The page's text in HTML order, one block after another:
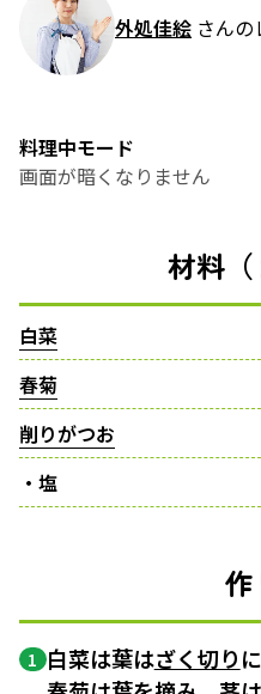
外処佳絵 さんの
料理中モード
画面が暗くなりません
材料（
白菜
春菊
削りがつお
・塩
1 白菜は葉はざく切り